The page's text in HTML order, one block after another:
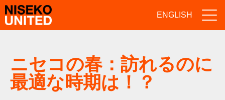
ENGLISH
ニセコの春：訪れるのに
最適な時期は！？